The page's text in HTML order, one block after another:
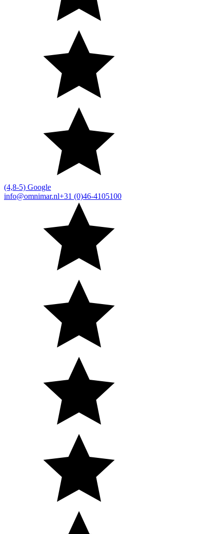
(4,8-5) Google
info@omnimar.nl+31 (0)46-4105100